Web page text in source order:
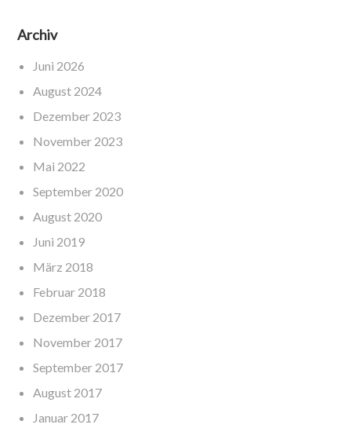
Archiv
Juni 2026
August 2024
Dezember 2023
November 2023
Mai 2022
September 2020
August 2020
Juni 2019
März 2018
Februar 2018
Dezember 2017
November 2017
September 2017
August 2017
Januar 2017